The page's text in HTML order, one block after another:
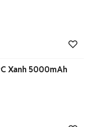
Xanh 5000mAh